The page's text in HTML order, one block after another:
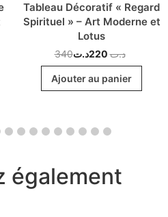
Tableau Décoratif « Regard
Spirituel » – Art Moderne et
Lotus
340 د.ت 220د.ت
Ajouter au panier
également